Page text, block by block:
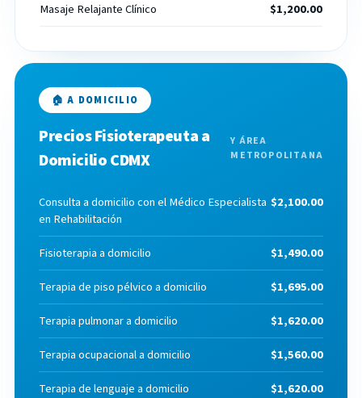
Masaje Relajante Clínico
$1,200.00
🏠 A DOMICILIO
Precios Fisioterapeuta a
Domicilio CDMX
Y ÁREA
METROPOLITANA
Consulta a domicilio con el Médico Especialista
en Rehabilitación
$2,100.00
Fisioterapia a domicilio
$1,490.00
Terapia de piso pélvico a domicilio
$1,695.00
Terapia pulmonar a domicilio
$1,620.00
Terapia ocupacional a domicilio
$1,560.00
Terapia de lenguaje a domicilio
$1,620.00